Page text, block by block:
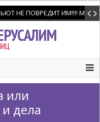
нашего .Напишу
или
дела